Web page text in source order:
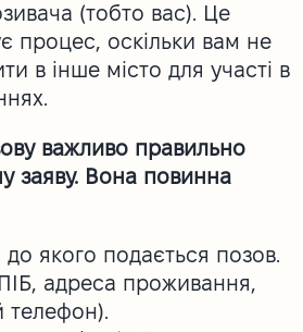
(тобто вас). Це
процес, оскільки вам не
в інше місто для участі в
важливо правильно
заяву. Вона повинна
до якого подається позов.
адреса проживання,
телефон).